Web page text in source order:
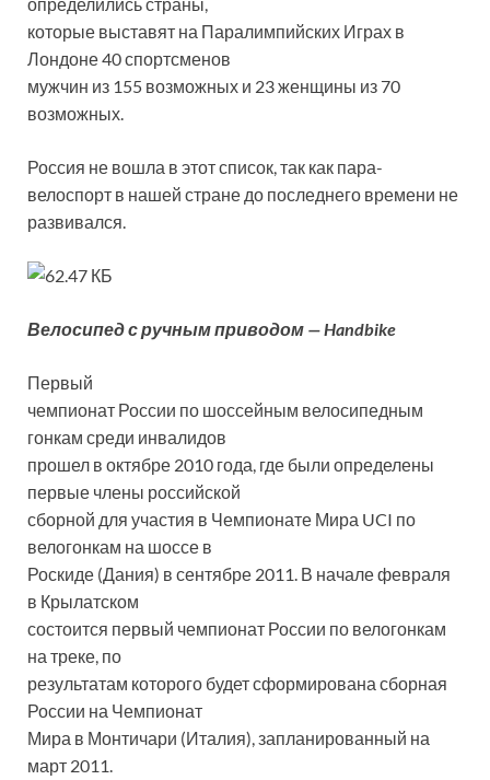
которые выставят на Паралимпийских Играх в
Лондоне 40 спортсменов
мужчин из 155 возможных и 23 женщины из 70
возможных.
Россия не вошла в этот список, так как пара-
велоспорт в нашей стране до последнего времени не
развивался.
Велосипед с ручным приводом — Handbike
Первый
чемпионат России по шоссейным велосипедным
гонкам среди инвалидов
прошел в октябре 2010 года, где были определены
первые члены российской
сборной для участия в Чемпионате Мира UCI по
велогонкам на шоссе в
Роскиде (Дания) в сентябре 2011. В начале февраля
в Крылатском
состоится первый чемпионат России по велогонкам
на треке, по
результатам которого будет сформирована сборная
России на Чемпионат
Мира в Монтичари (Италия), запланированный на
март 2011.